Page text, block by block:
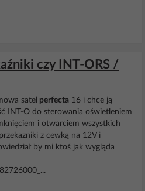
czy INT-ORS /
satel perfecta 16 i chce ją
INT-O do sterowania oświetleniem
i otwarciem wszystkich
z cewką na 12V i
by mi ktoś jak wygląda